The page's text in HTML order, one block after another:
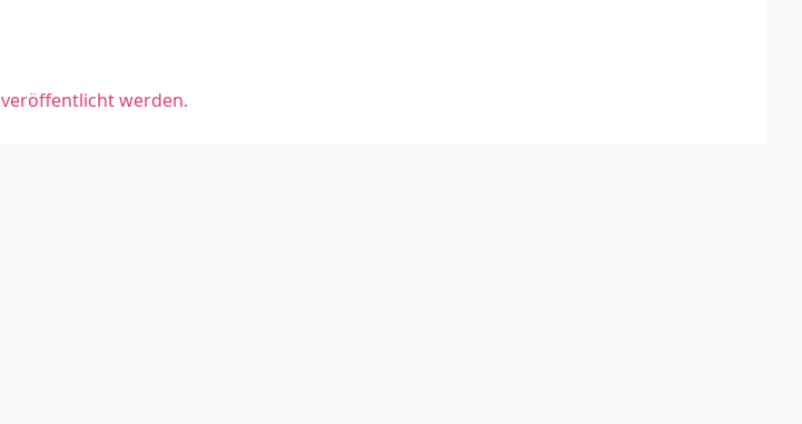
veröffentlicht werden.